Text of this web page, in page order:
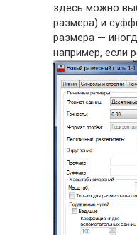
здесь можно
размера) и
размера —
например, если